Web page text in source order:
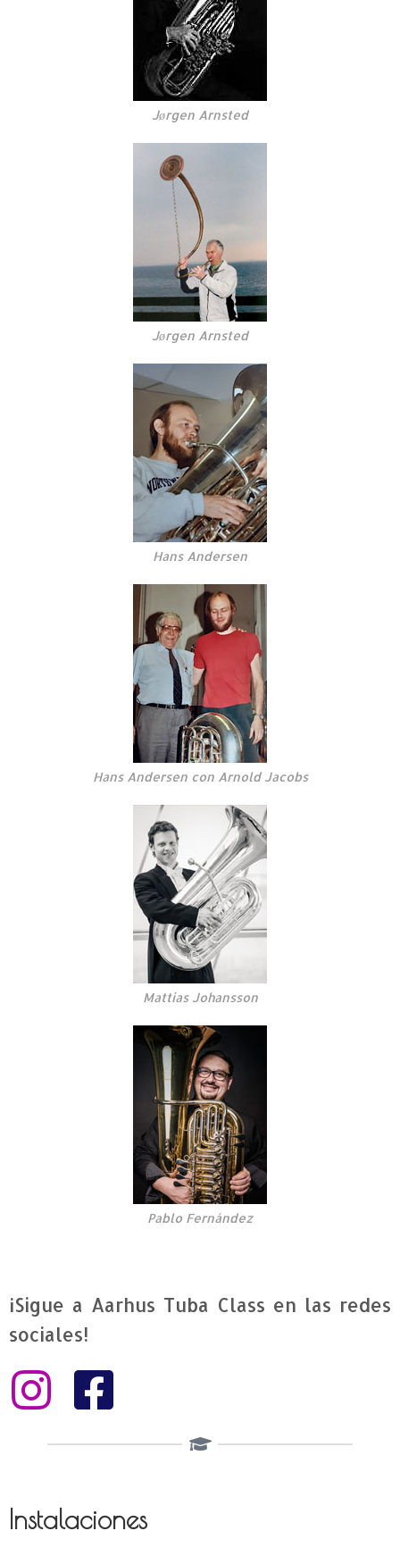
Jørgen Arnsted
Jørgen Arnsted
Hans Andersen
Hans Andersen con Arnold Jacobs
Mattias Johansson
Pablo Fernández
¡Sigue a Aarhus Tuba Class en las redes
sociales!
Instalaciones